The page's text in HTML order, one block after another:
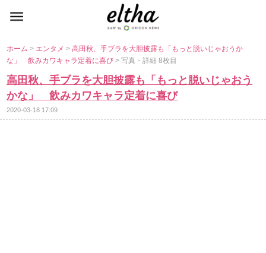
ホーム> エンタメ>高田秋、手ブラを大胆披露も「もっと脱いじゃおうか
な」 飲みカワキャラ定着に喜び> 写真・詳細 8枚目
高田秋、手ブラを大胆披露も「もっと脱いじゃおう
かな」 飲みカワキャラ定着に喜び
2020-03-18 17:09